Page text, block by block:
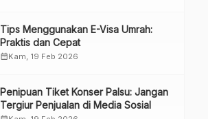
Tips Menggunakan E-Visa Umrah:
Praktis dan Cepat
calendar_monthKam, 19 Feb 2026
Penipuan Tiket Konser Palsu: Jangan
Tergiur Penjualan di Media Sosial